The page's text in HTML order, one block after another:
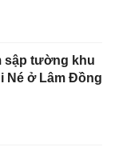
sập tường khu
Né ở Lâm Đồng